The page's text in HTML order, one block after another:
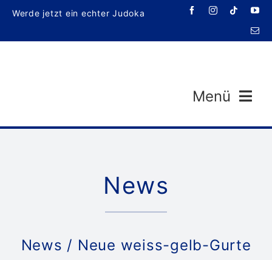
Zum
springen
Werde jetzt ein echter Judoka
Menü
News
News / Neue weiss-gelb-Gurte